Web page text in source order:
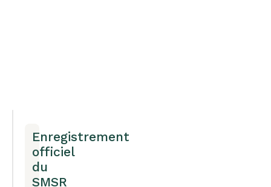
Enregistrement
officiel
du
SMSR